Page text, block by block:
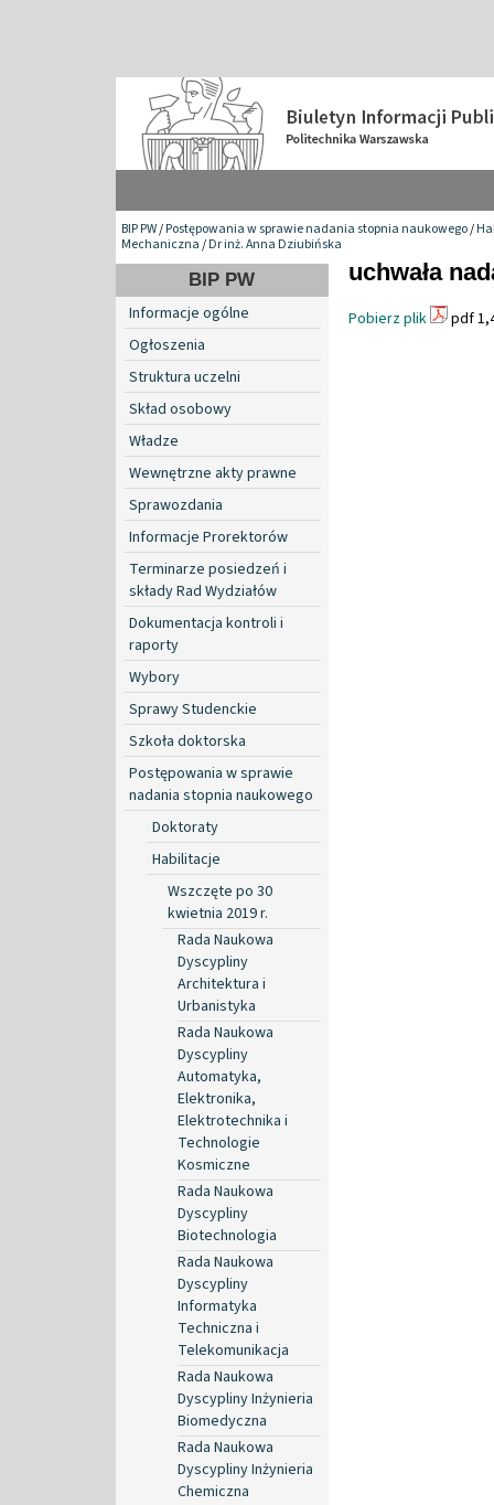
BIP PW/Postępowania w sprawie nadania stopnia naukowego/
Mechaniczna/Dr inż. Anna Dziubińska
BIP PW
Informacje ogólne
Ogłoszenia
Struktura uczelni
Skład osobowy
Władze
Wewnętrzne akty prawne
Sprawozdania
Informacje Prorektorów
Terminarze posiedzeń i
składy Rad Wydziałów
Dokumentacja kontroli i
raporty
Wybory
Sprawy Studenckie
Szkoła doktorska
Postępowania w sprawie
nadania stopnia naukowego
Doktoraty
Habilitacje
Wszczęte po 30
kwietnia 2019 r.
Rada Naukowa
Dyscypliny
Architektura i
Urbanistyka
Rada Naukowa
Dyscypliny
Automatyka,
Elektronika,
Elektrotechnika i
Technologie
Kosmiczne
Rada Naukowa
Dyscypliny
Biotechnologia
Rada Naukowa
Dyscypliny
Informatyka
Techniczna i
Telekomunikacja
Rada Naukowa
Dyscypliny Inżynieria
Biomedyczna
Rada Naukowa
Dyscypliny Inżynieria
Chemiczna
uchwała
Pobierz plik pdf